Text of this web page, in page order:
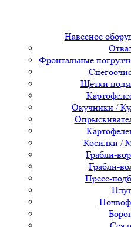
Навесное
Фронтальные
Щётки
Окучники /
Косилки /
Грабли-
Грабли-
Пресс-